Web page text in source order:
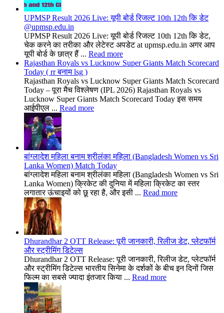
UPMSP Result 2026 Live: यूपी बोर्ड रिजल्ट 10th 12th कि डेट
@upmsp.edu.in
UPMSP Result 2026 Live: यूपी बोर्ड रिजल्ट 10th 12th कि डेट,
चेक करने का तरीका और लेटेस्ट अपडेट at upmsp.edu.in अगर आप
यूपी बोर्ड के छात्र हैं ... Read more
Rajasthan Royals vs Lucknow Super Giants Match Scorecard
Today ( rr बनाम lsg )
Rajasthan Royals vs Lucknow Super Giants Match Scorecard
Today – पूरा मैच विश्लेषण (IPL 2026) Rajasthan Royals vs
Lucknow Super Giants Match Scorecard Today इस समय
आईपीएल ... Read more
बांग्लादेश महिला बनाम श्रीलंका महिला (Bangladesh Women vs Sri
Lanka Women) Match Today
बांग्लादेश महिला बनाम श्रीलंका महिला (Bangladesh Women vs Sri
Lanka Women) क्रिकेट की दुनिया में महिला क्रिकेट का स्तर
लगातार ऊंचाइयों को छू रहा है, और इसी ... Read more
Dhurandhar 2 OTT Release: पूरी जानकारी, रिलीज डेट, प्लेटफॉर्म
और स्ट्रीमिंग डिटेल्स
Dhurandhar 2 OTT Release: पूरी जानकारी, रिलीज डेट, प्लेटफॉर्म
और स्ट्रीमिंग डिटेल्स भारतीय सिनेमा के दर्शकों के बीच इन दिनों जिस
फिल्म का सबसे ज्यादा इंतजार किया ... Read more